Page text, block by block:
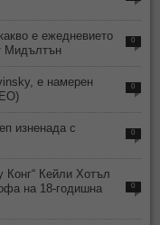
е ежедневието
Мидълтън
0
е намерен
0
изненада с
0
Конг“ Кейли Хотъл
на 18-годишна
0